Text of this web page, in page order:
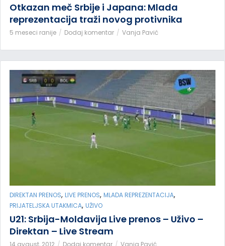
Otkazan meč Srbije i Japana: Mlada
reprezentacija traži novog protivnika
5 meseci ranije Dodaj komentar Vanja Pavić
DIREKTAN PRENOS, LIVE PRENOS, MLADA REPREZENTACIJA,
PRIJATELJSKA UTAKMICA, UŽIVO
U21: Srbija-Moldavija Live prenos – Uživo –
Direktan – Live Stream
14 avgust, 2012 Dodaj komentar Vanja Pavić